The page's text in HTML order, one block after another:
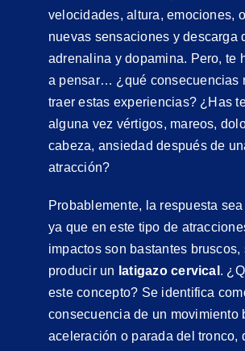
velocidades, altura, emociones,
nuevas sensaciones y descarga
adrenalina y dopamina. Pero, te
a pensar… ¿qué consecuencias
traer estas experiencias? ¿Has
alguna vez vértigos, mareos,
cabeza, ansiedad después de
atracción?
Probablemente, la respuesta
ya que en este tipo de
impactos son bastantes bruscos,
producir un latigazo cervical .
este concepto? Se identifica
consecuencia de un movimiento
aceleración o parada del tronco,